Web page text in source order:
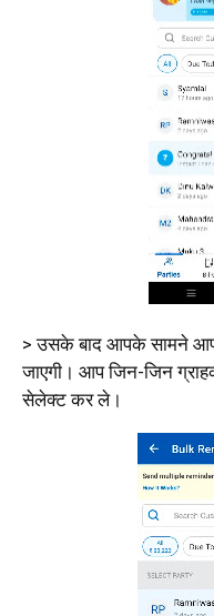
> उसके बाद आपके सामने
जाएगी। आप जिन-जिन
सेलेक्ट कर ले।